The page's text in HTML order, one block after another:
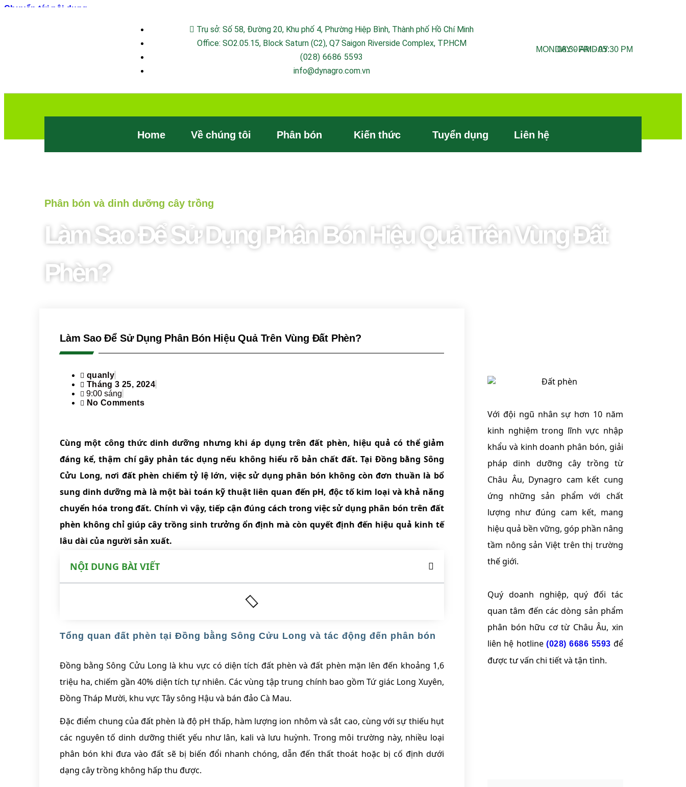
Chuyển tới nội dung
Trụ sở: Số 58, Đường 20, Khu phố 4, Phường Hiệp Bình, Thành phố Hồ Chí Minh
Office: SO2.05.15, Block Saturn (C2), Q7 Saigon Riverside Complex, TP.HCM
(028) 6686 5593
info@dynagro.com.vn
MONDAY - FRIDAY
08:30 AM - 05:30 PM
Home Về chúng tôi Phân bón Kiến thức Tuyển dụng Liên hệ
Phân bón và dinh dưỡng cây trồng
Làm Sao Để Sử Dụng Phân Bón Hiệu Quả Trên Vùng Đất
Phèn?
Làm Sao Để Sử Dụng Phân Bón Hiệu Quả Trên Vùng Đất Phèn?
quanly
Tháng 3 25, 2024
9:00 sáng
No Comments
Cùng một công thức dinh dưỡng nhưng khi áp dụng trên đất phèn, hiệu quả có thể giảm
đáng kể, thậm chí gây phản tác dụng nếu không hiểu rõ bản chất đất. Tại Đồng bằng Sông
Cửu Long, nơi đất phèn chiếm tỷ lệ lớn, việc sử dụng phân bón không còn đơn thuần là bổ
sung dinh dưỡng mà là một bài toán kỹ thuật liên quan đến pH, độc tố kim loại và khả năng
chuyển hóa trong đất. Chính vì vậy, tiếp cận đúng cách trong việc sử dụng phân bón trên đất
phèn không chỉ giúp cây trồng sinh trưởng ổn định mà còn quyết định đến hiệu quả kinh tế
lâu dài của người sản xuất.
NỘI DUNG BÀI VIẾT
Tổng quan đất phèn tại Đồng bằng Sông Cửu Long và tác động đến phân bón
Đồng bằng Sông Cửu Long là khu vực có diện tích đất phèn và đất phèn mặn lên đến khoảng 1,6
triệu ha, chiếm gần 40% diện tích tự nhiên. Các vùng tập trung chính bao gồm Tứ giác Long Xuyên,
Đồng Tháp Mười, khu vực Tây sông Hậu và bán đảo Cà Mau.
Đặc điểm chung của đất phèn là độ pH thấp, hàm lượng ion nhôm và sắt cao, cùng với sự thiếu hụt
các nguyên tố dinh dưỡng thiết yếu như lân, kali và lưu huỳnh. Trong môi trường này, nhiều loại
phân bón khi đưa vào đất sẽ bị biến đổi nhanh chóng, dẫn đến thất thoát hoặc bị cố định dưới
dạng cây trồng không hấp thu được.
Với đội ngũ nhân sự hơn 10 năm
kinh nghiệm trong lĩnh vực nhập
khẩu và kinh doanh phân bón, giải
pháp dinh dưỡng cây trồng từ
Châu Âu, Dynagro cam kết cung
ứng những sản phẩm với chất
lượng như đúng cam kết, mang
hiệu quả bền vững, góp phần nâng
tầm nông sản Việt trên thị trường
thế giới.
Quý doanh nghiệp, quý đối tác
quan tâm đến các dòng sản phẩm
phân bón hữu cơ từ Châu Âu, xin
liên hệ hotline(028) 6686 5593 để
được tư vấn chi tiết và tận tình.